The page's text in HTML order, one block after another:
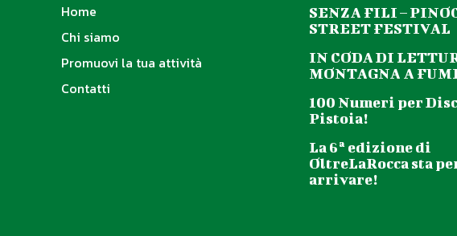
Home
Chi siamo
Promuovi la tua attività
Contatti
SENZA FILI –
STREET FESTIVAL
IN CODA DI
MONTAGNA A
100 Numeri per
Pistoia!
La 6ª edizione di
OltreLaRocca sta
arrivare!